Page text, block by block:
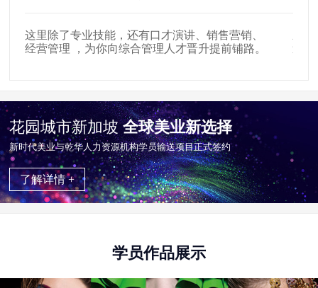
这里除了专业技能，还有口才演讲、销售营销、
经营管理 ，为你向综合管理人才晋升提前铺路。
遍布
花园城市新加坡全球美业新选择
新时代美业与乾华⼈⼒资源机构学员输送项目正式签约
了解详情 +
学员作品展示